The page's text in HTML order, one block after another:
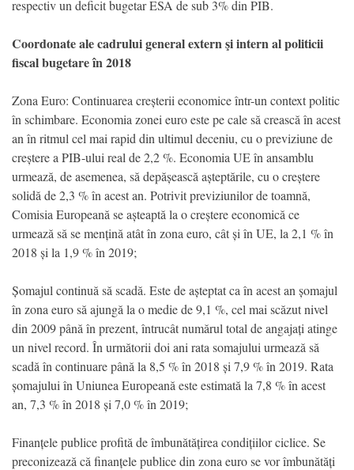
respectiv un deficit bugetar ESA de sub 3% din PIB.
Coordonate ale cadrului general extern şi intern al politicii
fiscal bugetare în 2018
Zona Euro: Continuarea creșterii economice într-un context politic
în schimbare. Economia zonei euro este pe cale să crească în acest
an în ritmul cel mai rapid din ultimul deceniu, cu o previziune de
creștere a PIB-ului real de 2,2 %. Economia UE în ansamblu
urmează, de asemenea, să depășească așteptările, cu o creștere
solidă de 2,3 % în acest an. Potrivit previziunilor de toamnă,
Comisia Europeană se așteaptă la o creștere economică ce
urmează să se mențină atât în zona euro, cât și în UE, la 2,1 % în
2018 și la 1,9 % în 2019;
Șomajul continuă să scadă. Este de așteptat ca în acest an șomajul
în zona euro să ajungă la o medie de 9,1 %, cel mai scăzut nivel
din 2009 până în prezent, întrucât numărul total de angajați atinge
un nivel record. În următorii doi ani rata somajului urmează să
scadă în continuare până la 8,5 % în 2018 și 7,9 % în 2019. Rata
șomajului în Uniunea Europeană este estimată la 7,8 % în acest
an, 7,3 % în 2018 și 7,0 % în 2019;
Finanțele publice profită de îmbunătățirea condițiilor ciclice. Se
preconizează că finanțele publice din zona euro se vor îmbunătăți